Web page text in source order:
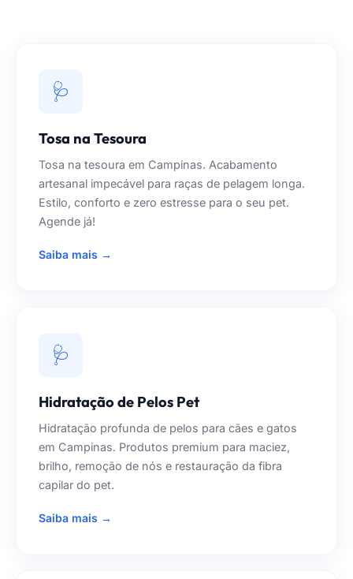
🩺
Tosa na Tesoura
Tosa na tesoura em Campinas. Acabamento
artesanal impecável para raças de pelagem longa.
Estilo, conforto e zero estresse para o seu pet.
Agende já!
Saiba mais →
🩺
Hidratação de Pelos Pet
Hidratação profunda de pelos para cães e gatos
em Campinas. Produtos premium para maciez,
brilho, remoção de nós e restauração da fibra
capilar do pet.
Saiba mais →